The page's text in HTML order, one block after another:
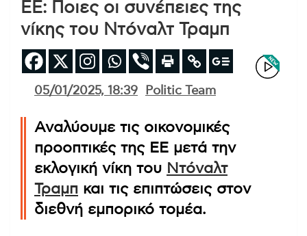
ΕΕ: Ποιες οι συνέπειες της
νίκης του Ντόναλτ Τραμπ
05/01/2025, 18:39 Politic Team
Αναλύουμε τις οικονομικές
προοπτικές της ΕΕ μετά την
εκλογική νίκη του Ντόναλτ
Τραμπ και τις επιπτώσεις στον
διεθνή εμπορικό τομέα.